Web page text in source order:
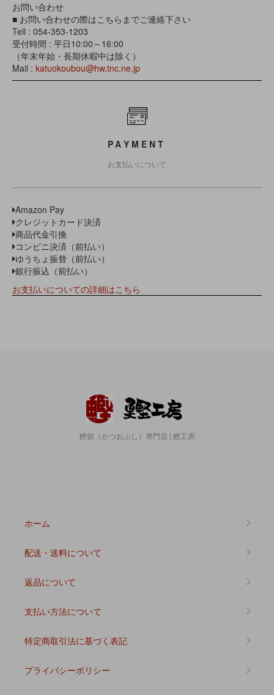
お問い合わせ
■ お問い合わせの際はこちらまでご連絡下さい
Tell : 054-353-1203
受付時間 : 平日10:00～16:00
（年末年始・長期休暇中は除く）
Mail : katuokoubou@hw.tnc.ne.jp
PAYMENT
お支払いについて
Amazon Pay
クレジットカード決済
商品代金引換
コンビニ決済（前払い）
ゆうちょ振替（前払い）
銀行振込（前払い）
お支払いについての詳細はこちら
鰹節（かつおぶし）専門店 | 鰹工房
ホーム
配送・送料について
返品について
支払い方法について
特定商取引法に基づく表記
プライバシーポリシー